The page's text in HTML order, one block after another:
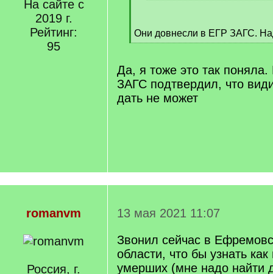
На сайте с
2019 г.
Рейтинг:
95
]
Они довнесли в ЕГР ЗАГС.
[
]
Да, я тоже это так
ЗАГС подтвердил, что
дать не может
romanvm
Россия, г.
13 мая 2021 11:07
Звонил сейчас в
области, что бы узнать
умерших (мне надо найти